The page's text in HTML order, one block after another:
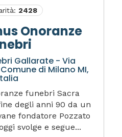
2428
Onoranze
Gallarate - Via
di Milano MI,
funebri Sacra
degli anni 90 da un
fondatore Pozzato
svolge e segue...